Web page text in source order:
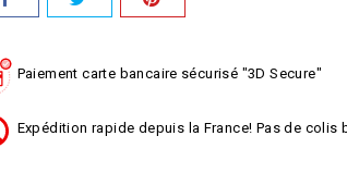
Paiement carte bancaire sécurisé "3D Secure"
Expédition rapide depuis la France! Pas de colis